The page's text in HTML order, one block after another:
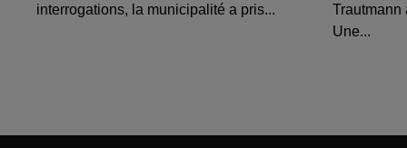
interrogations, la municipalité a pris...
Trautmann
Une...